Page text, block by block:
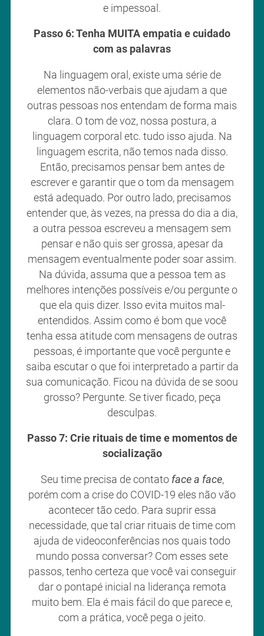
e impessoal.
Passo 6: Tenha MUITA empatia e cuidado
com as palavras
Na linguagem oral, existe uma série de
elementos não-verbais que ajudam a que
outras pessoas nos entendam de forma mais
clara. O tom de voz, nossa postura, a
linguagem corporal etc. tudo isso ajuda. Na
linguagem escrita, não temos nada disso.
Então, precisamos pensar bem antes de
escrever e garantir que o tom da mensagem
está adequado. Por outro lado, precisamos
entender que, às vezes, na pressa do dia a dia,
a outra pessoa escreveu a mensagem sem
pensar e não quis ser grossa, apesar da
mensagem eventualmente poder soar assim.
Na dúvida, assuma que a pessoa tem as
melhores intenções possíveis e/ou pergunte o
que ela quis dizer. Isso evita muitos mal-
entendidos. Assim como é bom que você
tenha essa atitude com mensagens de outras
pessoas, é importante que você pergunte e
saiba escutar o que foi interpretado a partir da
sua comunicação. Ficou na dúvida de se soou
grosso? Pergunte. Se tiver ficado, peça
desculpas.
Passo 7: Crie rituais de time e momentos de
socialização
Seu time precisa de contato face a face,
porém com a crise do COVID-19 eles não vão
acontecer tão cedo. Para suprir essa
necessidade, que tal criar rituais de time com
ajuda de videoconferências nos quais todo
mundo possa conversar? Com esses sete
passos, tenho certeza que você vai conseguir
dar o pontapé inicial na liderança remota
muito bem. Ela é mais fácil do que parece e,
com a prática, você pega o jeito.